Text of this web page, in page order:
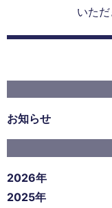
いた
お知らせ
2026年
2025年